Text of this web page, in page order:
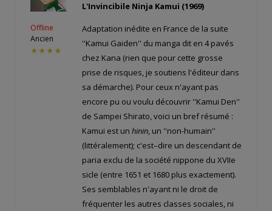
Offline
Ancien
★★★★
L'Invincibile Ninja Kamui (1969)
Adaptation inédite en France de la suite
''Kamui Gaiden'' du manga dit en 4 pavés
chez Kana (rien que pour cette grosse
prise de risques, je soutiens l'éditeur dans
sa démarche). Pour ceux n'ayant pas
encore pu ou voulu découvrir ''Kamui Den''
de Sampei Shirato, voici un bref résumé :
Kamui est un hinin, un ''non-humain''
(littéralement); c'est–dire un descendant de
paria exclu de la société nippone du XVIIe
sicle (entre 1651 et 1680 plus exactement).
Ses semblables n'ayant ni le droit de
fréquenter les autres classes sociales, ni